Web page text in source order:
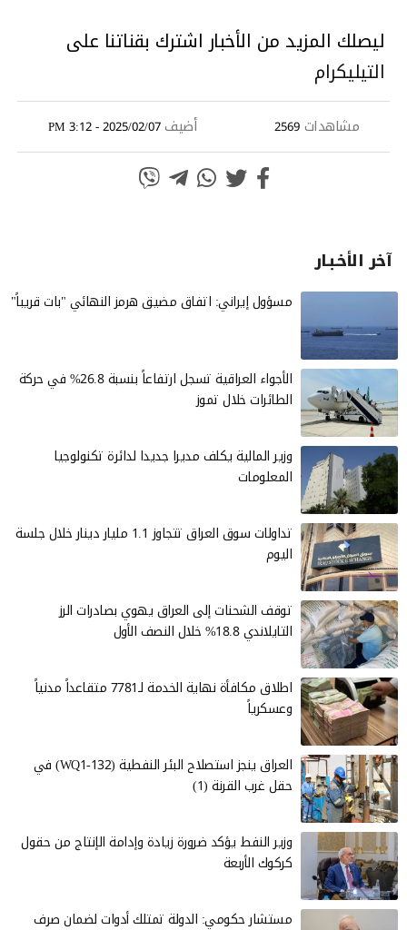
ليصلك المزيد من الأخبار اشترك بقناتنا على
التيليكرام
مشاهدات 2569 أضيف2025/02/07 - 3:12 PM
آخر الأخـبـار
مسؤول إيراني: اتفاق مضيق هرمز النهائي "بات قريباً"
الأجواء العراقية تسجل ارتفاعاً بنسبة 26.8% في حركة
الطائرات خلال تموز
وزير المالية يكلف مديرا جديدا لدائرة تكنولوجيا
المعلومات
تداولات سوق العراق تتجاوز 1.1 مليار دينار خلال جلسة
اليوم
توقف الشحنات إلى العراق يهوي بصادرات الرز
التايلاندي 18.8% خلال النصف الأول
اطلاق مكافأة نهاية الخدمة لـ7781 متقاعداً مدنياً
وعسكرياً
العراق ينجز استصلاح البئر النفطية (WQ1-132) في
حقل غرب القرنة (1)
وزير النفط يؤكد ضرورة زيادة وإدامة الإنتاج من حقول
كركوك الأربعة
مستشار حكومي: الدولة تمتلك أدوات لضمان صرف